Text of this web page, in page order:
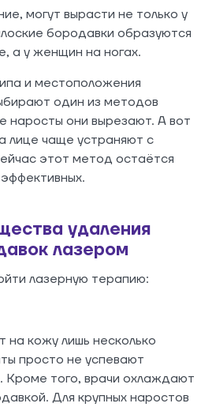
могут вырасти не только у
бородавки образуются
а у женщин на ногах.
и местоположения
один из методов
наросты они вырезают. А вот
лице чаще устраняют с
этот метод остаётся
удаления
лазером
лазерную терапию:
на кожу лишь несколько
просто не успевают
Кроме того, врачи охлаждают
Для крупных наростов